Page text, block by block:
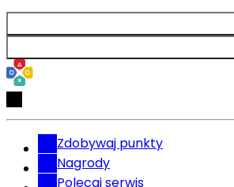
Zdobywaj punkty
Nagrody
Polecaj serwis